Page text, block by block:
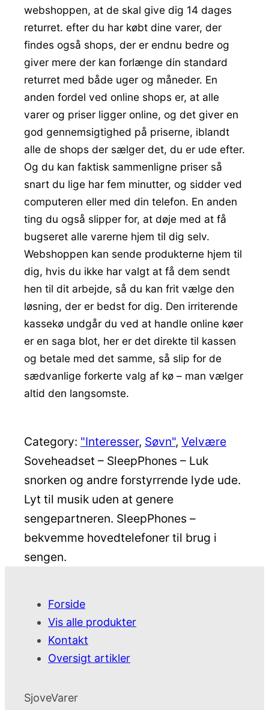
webshoppen, at de skal give dig 14 dages
returret. efter du har købt dine varer, der
findes også shops, der er endnu bedre og
giver mere der kan forlænge din standard
returret med både uger og måneder. En
anden fordel ved online shops er, at alle
varer og priser ligger online, og det giver en
god gennemsigtighed på priserne, iblandt
alle de shops der sælger det, du er ude efter.
Og du kan faktisk sammenligne priser så
snart du lige har fem minutter, og sidder ved
computeren eller med din telefon. En anden
ting du også slipper for, at døje med at få
bugseret alle varerne hjem til dig selv.
Webshoppen kan sende produkterne hjem til
dig, hvis du ikke har valgt at få dem sendt
hen til dit arbejde, så du kan frit vælge den
løsning, der er bedst for dig. Den irriterende
kassekø undgår du ved at handle online køer
er en saga blot, her er det direkte til kassen
og betale med det samme, så slip for de
sædvanlige forkerte valg af kø – man vælger
altid den langsomste.
Category: "Interesser, Søvn", Velvære
Soveheadset – SleepPhones – Luk
snorken og andre forstyrrende lyde ude.
Lyt til musik uden at genere
sengepartneren. SleepPhones –
bekvemme hovedtelefoner til brug i
sengen.
Forside
Vis alle produkter
Kontakt
Oversigt artikler
SjoveVarer